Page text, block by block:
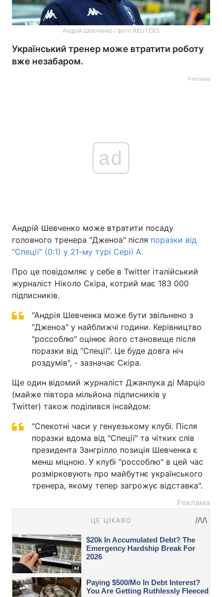
Андрій Шевченко / фото REUTERS
Український тренер може втратити роботу
вже незабаром.
Реклама
ad
Андрій Шевченко може втратити посаду
головного тренера "Дженоа" після поразки від
"Спеції" (0:1) у 21-му турі Серії A.
Про це повідомляє у себе в Twitter італійський
журналіст Ніколо Скіра, котрий має 183 000
підписників.
"Андрія Шевченка може бути звільнено з
"Дженоа" у найближчі години. Керівництво
"россоблю" оцінює його становище після
поразки від "Спеції". Це буде довга ніч
роздумів", - зазначає Скіра.
Ще один відомий журналіст Джанлука ді Марціо
(майже півтора мільйона підписників у
Twitter) також поділився інсайдом:
"Спекотні часи у генуезькому клубі. Після
поразки вдома від "Спеції" та чітких слів
президента Зангрілло позиція Шевченка є
менш міцною. У клубі "россоблю" в цей час
розмірковують про майбутнє українського
тренера, якому тепер загрожує відставка".
Реклама